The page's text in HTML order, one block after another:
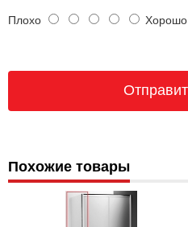
Плохо Хорошо
Похожие товары